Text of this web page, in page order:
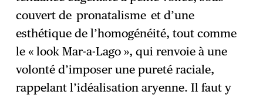
couvert de pronatalisme et d’une
esthétique de l’homogénéité, tout comme
le « look Mar-a-Lago », qui renvoie à une
volonté d’imposer une pureté raciale,
rappelant l’idéalisation aryenne. Il faut y